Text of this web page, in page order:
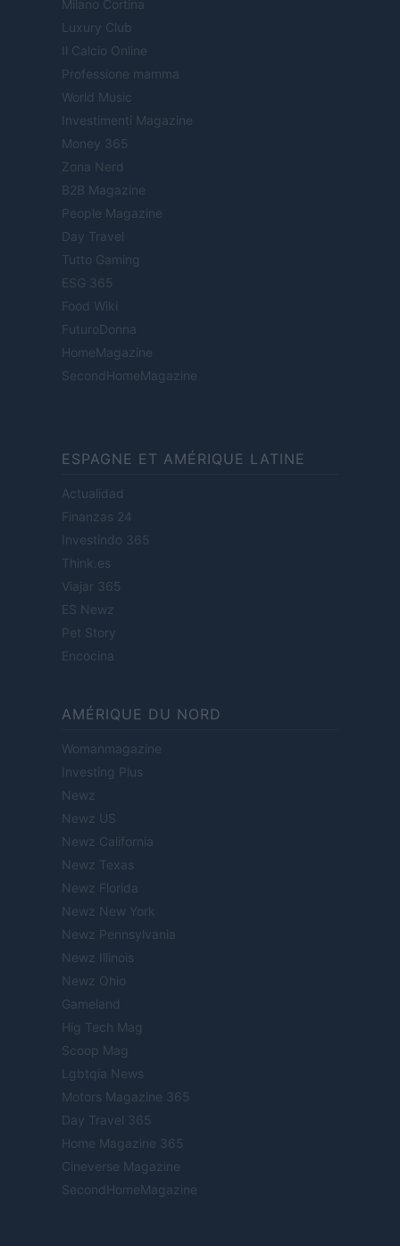
Milano Cortina
Luxury Club
Il Calcio Online
Professione mamma
World Music
Investimenti Magazine
Money 365
Zona Nerd
B2B Magazine
People Magazine
Day Travel
Tutto Gaming
ESG 365
Food Wiki
FuturoDonna
HomeMagazine
SecondHomeMagazine
ESPAGNE ET AMÉRIQUE LATINE
Actualidad
Finanzas 24
Investindo 365
Think.es
Viajar 365
ES Newz
Pet Story
Encocina
AMÉRIQUE DU NORD
Womanmagazine
Investing Plus
Newz
Newz US
Newz California
Newz Texas
Newz Florida
Newz New York
Newz Pennsylvania
Newz Illinois
Newz Ohio
Gameland
Hig Tech Mag
Scoop Mag
Lgbtqia News
Motors Magazine 365
Day Travel 365
Home Magazine 365
Cineverse Magazine
SecondHomeMagazine